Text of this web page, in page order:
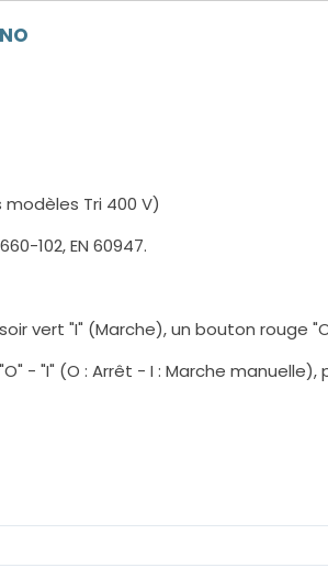
modèles Tri 400 V)
102, EN 60947.
vert "I" (Marche), un bouton rouge
- "I" (O : Arrêt - I : Marche